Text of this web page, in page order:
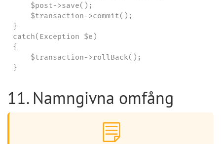
    $post->save();
    $transaction->commit();
}
catch(Exception $e)
{
    $transaction->rollBack();
}
11. Namngivna omfång